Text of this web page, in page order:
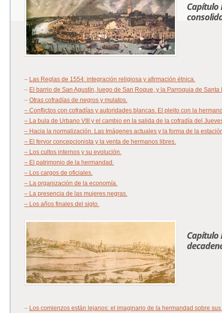
Capítulo
– Las Reglas de 1554: integración religiosa y afirmación étnica.
– El barrio de San Agustín, luego de San Roque, y la Parroquia de
– Otras cofradías de negros y mulatos.
– Conflictos con cofradías y autoridades blancas. El pleito con la
– La bula de Urbano VIII y el cambio en la salida de la cofradía del
– Hacia la normalización. Las Imágenes actuales y la forma de la
– El fervor concepcionista y la venta de hermanos libres.
– Los cultos internos y su evolución.
– El patrimonio de la hermandad.
– Los cargos de oficiales.
– La organización de la economía.
– La presencia de las mujeres negras.
– Los años finales del siglo.
Capítulo
– Los comienzos están lejanos: el imaginario de la hermandad sobre